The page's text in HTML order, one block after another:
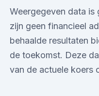
Weergegeven data is
zijn geen financieel
behaalde resultaten
de toekomst. Deze
van de actuele koers